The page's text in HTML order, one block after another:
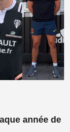
année de